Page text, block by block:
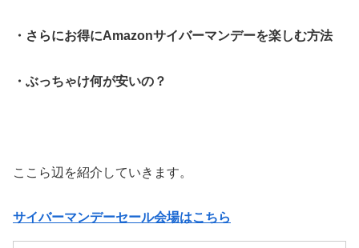
・さらにお得にAmazonサイバーマンデーを楽しむ方法
・ぶっちゃけ何が安いの？
ここら辺を紹介していきます。
サイバーマンデーセール会場はこちら